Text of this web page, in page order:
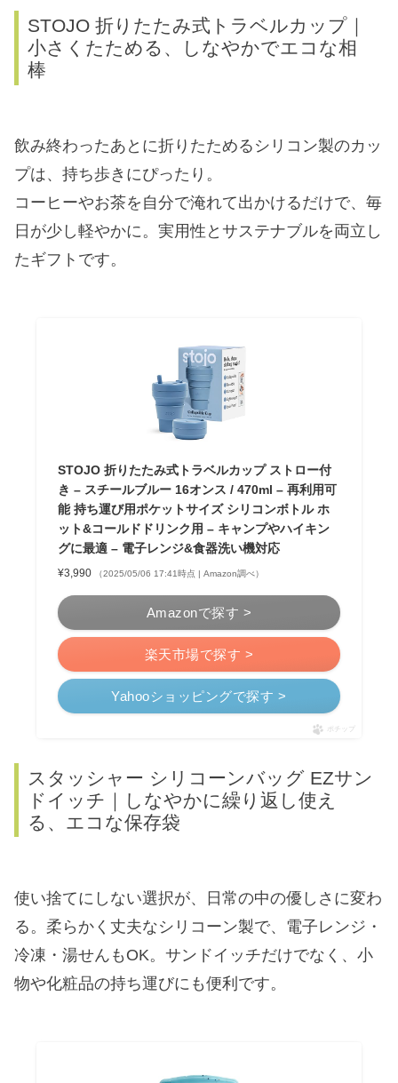
STOJO 折りたたみ式トラベルカップ｜
小さくたためる、しなやかでエコな相
棒
飲み終わったあとに折りたためるシリコン製のカッ
プは、持ち歩きにぴったり。
コーヒーやお茶を自分で淹れて出かけるだけで、毎
日が少し軽やかに。実用性とサステナブルを両立し
たギフトです。
STOJO 折りたたみ式トラベルカップ ストロー付
き – スチールブルー 16オンス / 470ml – 再利用可
能 持ち運び用ポケットサイズ シリコンボトル ホ
ット&コールドドリンク用 – キャンプやハイキン
グに最適 – 電子レンジ&食器洗い機対応
¥3,990 （2025/05/06 17:41時点 | Amazon調べ）
Amazonで探す >
楽天市場で探す >
Yahooショッピングで探す >
ポチップ
スタッシャー シリコーンバッグ EZサン
ドイッチ｜しなやかに繰り返し使え
る、エコな保存袋
使い捨てにしない選択が、日常の中の優しさに変わ
る。柔らかく丈夫なシリコーン製で、電子レンジ・
冷凍・湯せんもOK。サンドイッチだけでなく、小
物や化粧品の持ち運びにも便利です。